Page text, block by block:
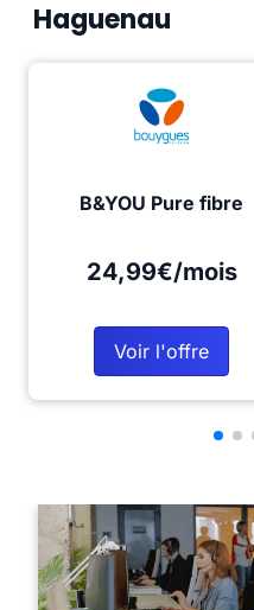
Haguenau
B&YOU Pure fibre
24,99€/mois
Voir l'offre